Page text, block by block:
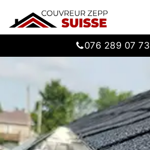
076 289 07 73